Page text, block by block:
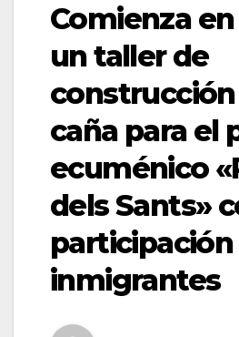
Comienza
un taller de
caña para el
ecuménico
dels Sants»
participación
inmigrantes